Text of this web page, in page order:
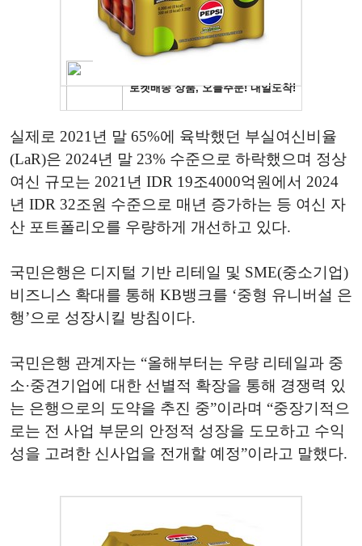
실제로 2021년 말 65%에 육박했던 부실여신비율
(LaR)은 2024년 말 23% 수준으로 하락했으며 정상
여신 규모는 2021년 IDR 19조4000억원에서 2024
년 IDR 32조원 수준으로 매년 증가하는 등 여신 자
산 포트폴리오를 우량하게 개선하고 있다.
국민은행은 디지털 기반 리테일 및 SME(중소기업)
비즈니스 확대를 통해 KB뱅크를 ‘중형 유니버설 은
행’으로 성장시킬 방침이다.
국민은행 관계자는 “올해부터는 우량 리테일과 중
소·중견기업에 대한 선별적 확장을 통해 경쟁력 있
는 은행으로의 도약을 추진 중”이라며 “중장기적으
로는 전 사업 부문의 안정적 성장을 도모하고 수익
성을 고려한 신사업을 전개할 예정”이라고 말했다.